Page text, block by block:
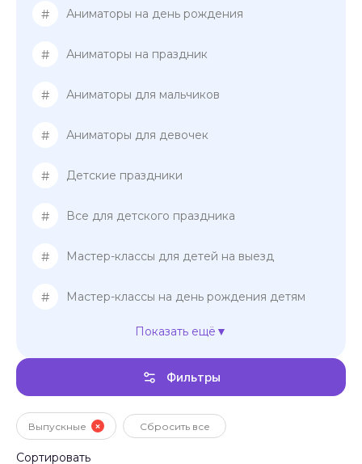
# Аниматоры на день рождения
# Аниматоры на праздник
# Аниматоры для мальчиков
# Аниматоры для девочек
# Детские праздники
# Все для детского праздника
# Мастер-классы для детей на выезд
# Мастер-классы на день рождения детям
Мастер-классы для девочек
Мастер-классы для мальчиков
Шоу-представление на день рождения
детям
Показать ещё
Фильтры
Выпускные Сбросить все
Сортировать